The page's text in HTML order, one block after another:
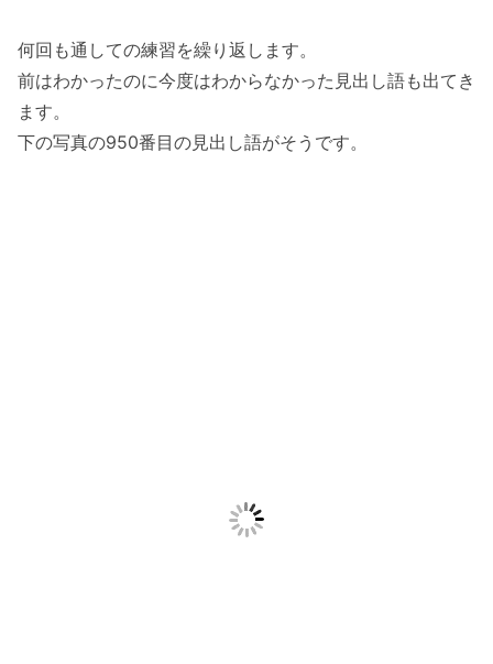
何回も通しての練習を繰り返します。
前はわかったのに今度はわからなかった見出し語も出てき
ます。
下の写真の950番目の見出し語がそうです。